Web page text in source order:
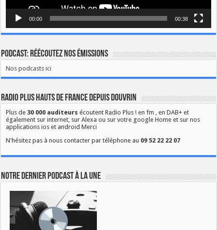
00:00 00:38
Podcast: Réécoutez nos émissions
Nos podcasts ici
Radio Plus Hauts de France depuis Douvrin
Plus de30 000 auditeurs écoutent Radio Plus ! en fm , en DAB+ et
également sur internet, sur Alexa ou sur votre google Home et sur nos
applications ios et android Merci
N'hésitez pas à nous contacter par téléphone au 09 52 22 22 07
Notre dernier podcast à la une